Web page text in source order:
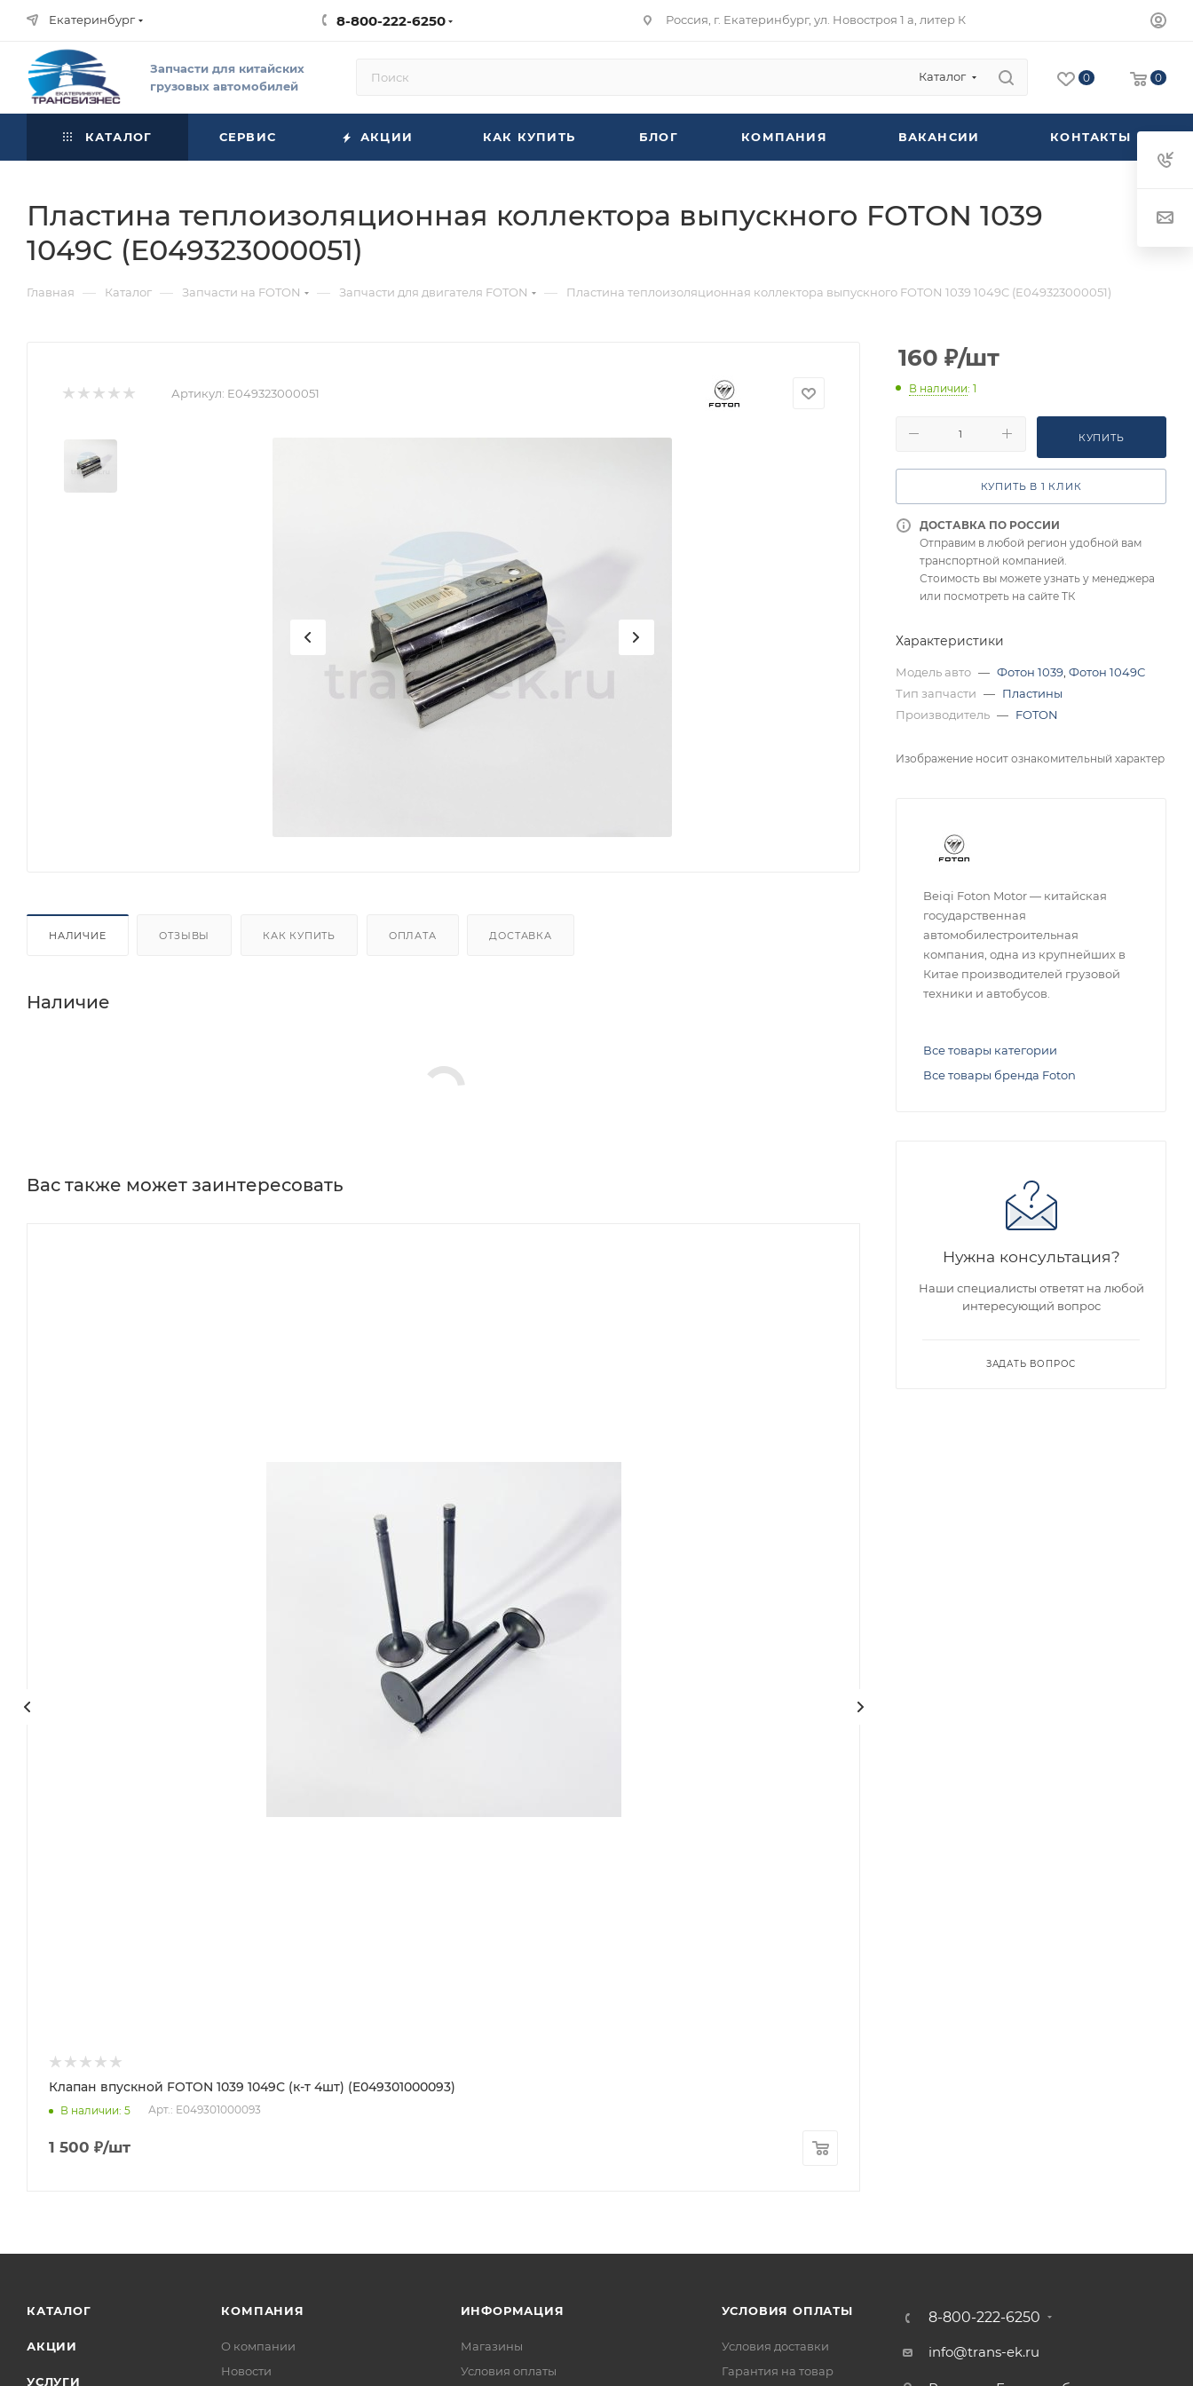
Екатеринбург 8-800-222-6250 Россия, г. Екатеринбург, ул. Новостроя 1 а, литер К
Запчасти для китайских
грузовых автомобилей
Каталог 0 0
КАТАЛОГ СЕРВИС АКЦИИ КАК КУПИТЬ БЛОГ КОМПАНИЯ ВАКАНСИИ КОНТАКТЫ
Пластина теплоизоляционная коллектора выпускного FOTON 1039
1049C (E049323000051)
Главная — Каталог — Запчасти на FOTON — Запчасти для двигателя FOTON — Пластина теплоизоляционная коллектора выпускного FOTON 1039 1049C (E049323000051)
Артикул: E049323000051
НАЛИЧИЕ ОТЗЫВЫ КАК КУПИТЬ ОПЛАТА ДОСТАВКА
Наличие
Вас также может заинтересовать
Клапан впускной FOTON 1039 1049С (к-т 4шт) (E049301000093)
В наличии: 5 Арт.: E049301000093
1 500 ₽/шт
160 ₽/шт
В наличии: 1
КУПИТЬ
КУПИТЬ В 1 КЛИК
ДОСТАВКА ПО РОССИИ
Отправим в любой регион удобной вам
транспортной компанией.
Стоимость вы можете узнать у менеджера
или посмотреть на сайте ТК
Характеристики
Модель авто — Фотон 1039 Фотон 1049С
Тип запчасти — Пластины
Производитель — FOTON
Изображение носит ознакомительный характер
Beiqi Foton Motor — китайская
государственная
автомобилестроительная
компания, одна из крупнейших в
Китае производителей грузовой
техники и автобусов.
Все товары категории
Все товары бренда Foton
Нужна консультация?
Наши специалисты ответят на любой
интересующий вопрос
ЗАДАТЬ ВОПРОС
КАТАЛОГ
АКЦИИ
УСЛУГИ
КОМПАНИЯ
О компании
Новости
ИНФОРМАЦИЯ
Магазины
Условия оплаты
УСЛОВИЯ ОПЛАТЫ
Условия доставки
Гарантия на товар
8-800-222-6250
info@trans-ek.ru